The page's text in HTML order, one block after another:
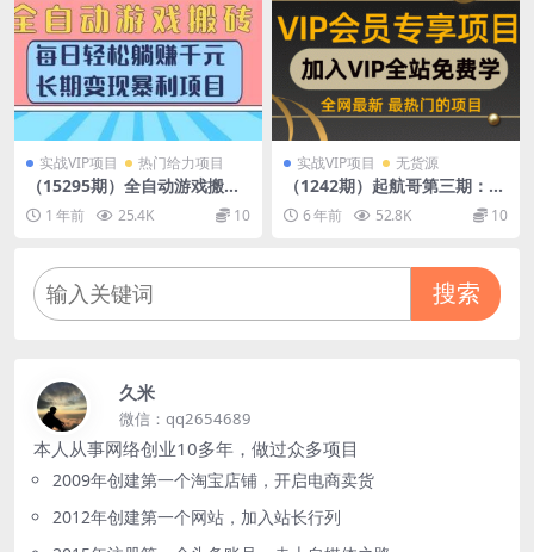
实战VIP项目 热门给力项目
（15295期）全自动游戏搬
砖，每日轻松躺赚1000+，长
期变现暴利项目
1 年前 25.4K 10
实战VIP项目 无货源
（1242期）起航哥第三期：暴
力搬运不封号玩法，闲鱼单品
卖爆和零投资如何实现月入过
6 年前 52.8K 10
搜索
久米
微信：qq2654689
本人从事网络创业10多年，做过众多项目
2009年创建第一个淘宝店铺，开启电商卖货
2012年创建第一个网站，加入站长行列